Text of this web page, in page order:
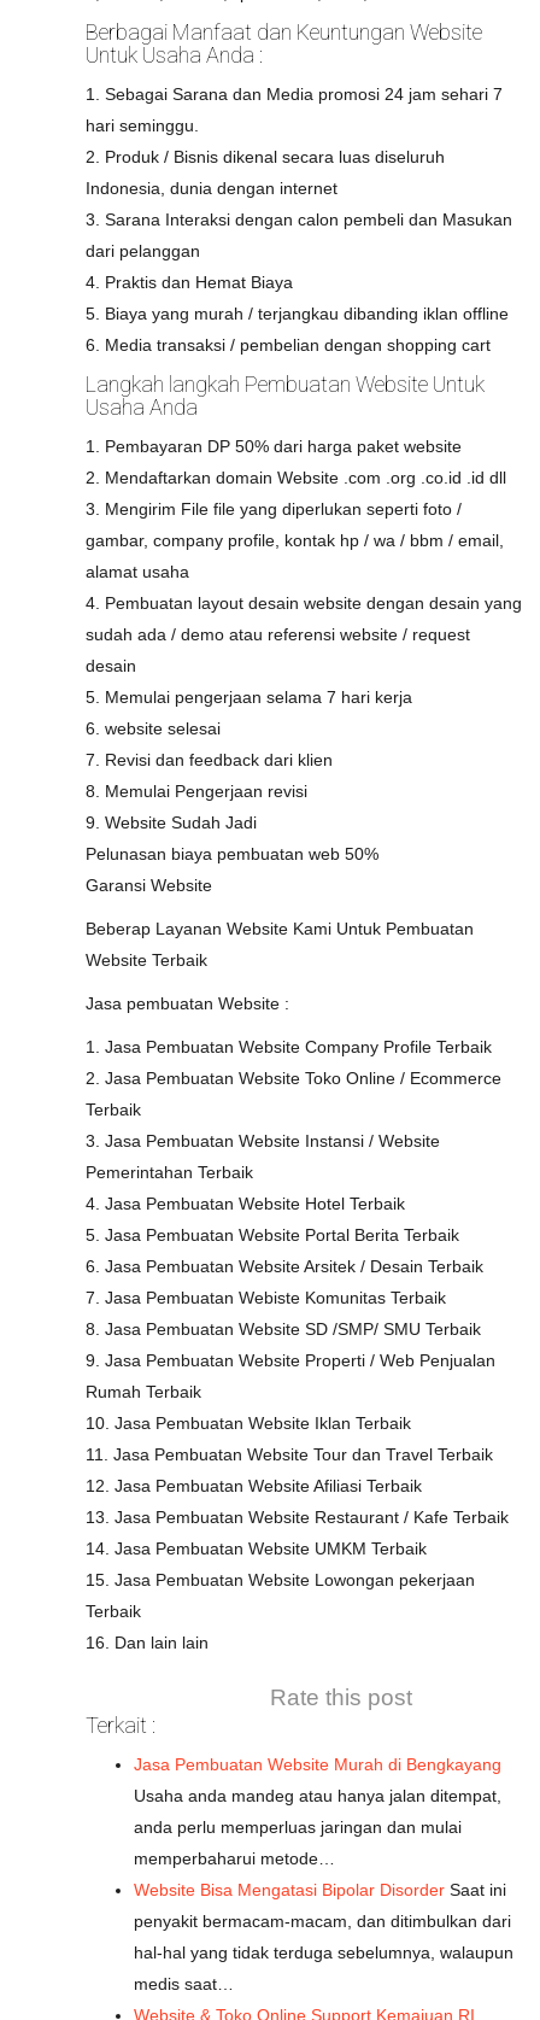
Berbagai Manfaat dan Keuntungan Website
Untuk Usaha Anda :
1. Sebagai Sarana dan Media promosi 24 jam sehari 7
hari seminggu.
2. Produk / Bisnis dikenal secara luas diseluruh
Indonesia, dunia dengan internet
3. Sarana Interaksi dengan calon pembeli dan Masukan
dari pelanggan
4. Praktis dan Hemat Biaya
5. Biaya yang murah / terjangkau dibanding iklan offline
6. Media transaksi / pembelian dengan shopping cart
Langkah langkah Pembuatan Website Untuk
Usaha Anda
1. Pembayaran DP 50% dari harga paket website
2. Mendaftarkan domain Website .com .org .co.id .id dll
3. Mengirim File file yang diperlukan seperti foto /
gambar, company profile, kontak hp / wa / bbm / email,
alamat usaha
4. Pembuatan layout desain website dengan desain yang
sudah ada / demo atau referensi website / request
desain
5. Memulai pengerjaan selama 7 hari kerja
6. website selesai
7. Revisi dan feedback dari klien
8. Memulai Pengerjaan revisi
9. Website Sudah Jadi
Pelunasan biaya pembuatan web 50%
Garansi Website
Beberap Layanan Website Kami Untuk Pembuatan
Website Terbaik
Jasa pembuatan Website :
1. Jasa Pembuatan Website Company Profile Terbaik
2. Jasa Pembuatan Website Toko Online / Ecommerce
Terbaik
3. Jasa Pembuatan Website Instansi / Website
Pemerintahan Terbaik
4. Jasa Pembuatan Website Hotel Terbaik
5. Jasa Pembuatan Website Portal Berita Terbaik
6. Jasa Pembuatan Website Arsitek / Desain Terbaik
7. Jasa Pembuatan Webiste Komunitas Terbaik
8. Jasa Pembuatan Website SD /SMP/ SMU Terbaik
9. Jasa Pembuatan Website Properti / Web Penjualan
Rumah Terbaik
10. Jasa Pembuatan Website Iklan Terbaik
11. Jasa Pembuatan Website Tour dan Travel Terbaik
12. Jasa Pembuatan Website Afiliasi Terbaik
13. Jasa Pembuatan Website Restaurant / Kafe Terbaik
14. Jasa Pembuatan Website UMKM Terbaik
15. Jasa Pembuatan Website Lowongan pekerjaan
Terbaik
16. Dan lain lain
Rate this post
Terkait :
Jasa Pembuatan Website Murah di Bengkayang
Usaha anda mandeg atau hanya jalan ditempat,
anda perlu memperluas jaringan dan mulai
memperbaharui metode…
Website Bisa Mengatasi Bipolar Disorder Saat ini
penyakit bermacam-macam, dan ditimbulkan dari
hal-hal yang tidak terduga sebelumnya, walaupun
medis saat…
Website & Toko Online Support Kemajuan RI